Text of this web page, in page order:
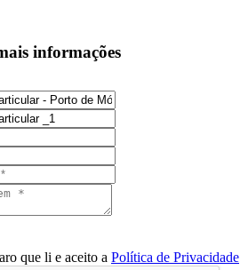
informações
que li e aceito a Política de Privacidade